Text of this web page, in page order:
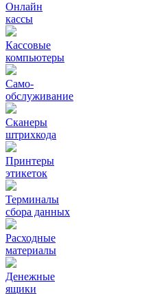
Онлайн
кассы
Кассовые
компьютеры
Само-
обслуживание
Сканеры
штрихкода
Принтеры
этикеток
Терминалы
сбора данных
Расходные
материалы
Денежные
ящики